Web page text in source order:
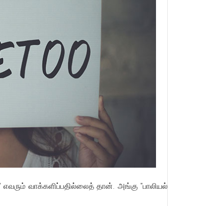
எவரும் வாக்களிப்பதில்லைத் தான். அங்கு "பாலியல்